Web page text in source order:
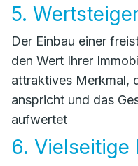
5.
Der Einbau einer
den Wert Ihrer
attraktives Merkmal,
anspricht und das
aufwertet
6. Vielseitige